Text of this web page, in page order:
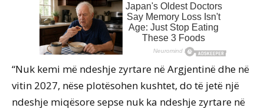
“Nuk kemi më ndeshje zyrtare në Argjentinë dhe në
vitin 2027, nëse plotësohen kushtet, do të jetë një
ndeshje miqësore sepse nuk ka ndeshje zyrtare në